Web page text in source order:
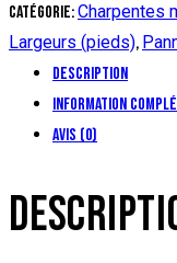
Catégorie:Charpentes
Largeurs (pieds),
Description
Information
Avis (0)